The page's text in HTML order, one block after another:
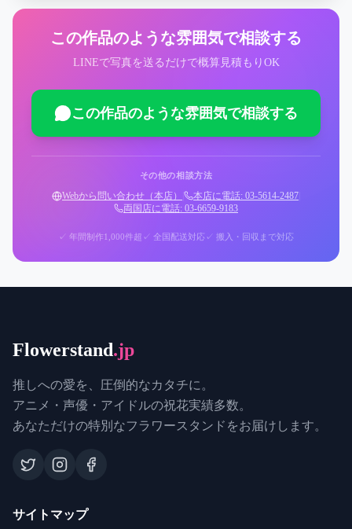
この作品のような雰囲気で相談する
LINEで写真を送るだけで概算見積もりOK
この作品のような雰囲気で相談する
その他の相談方法
Webから問い合わせ（本店） 本店に電話: 03-5614-2487
両国店に電話: 03-6659-9183
✓ 年間制作1,000件超 ✓ 全国配送対応 ✓ 搬入・回収まで対応
Flowerstand.jp
推しへの愛を、圧倒的なカタチに。
アニメ・声優・アイドルの祝花実績多数。
あなただけの特別なフラワースタンドをお届けします。
サイトマップ